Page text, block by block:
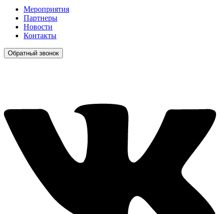
Мероприятия
Партнеры
Новости
Контакты
Обратный звонок